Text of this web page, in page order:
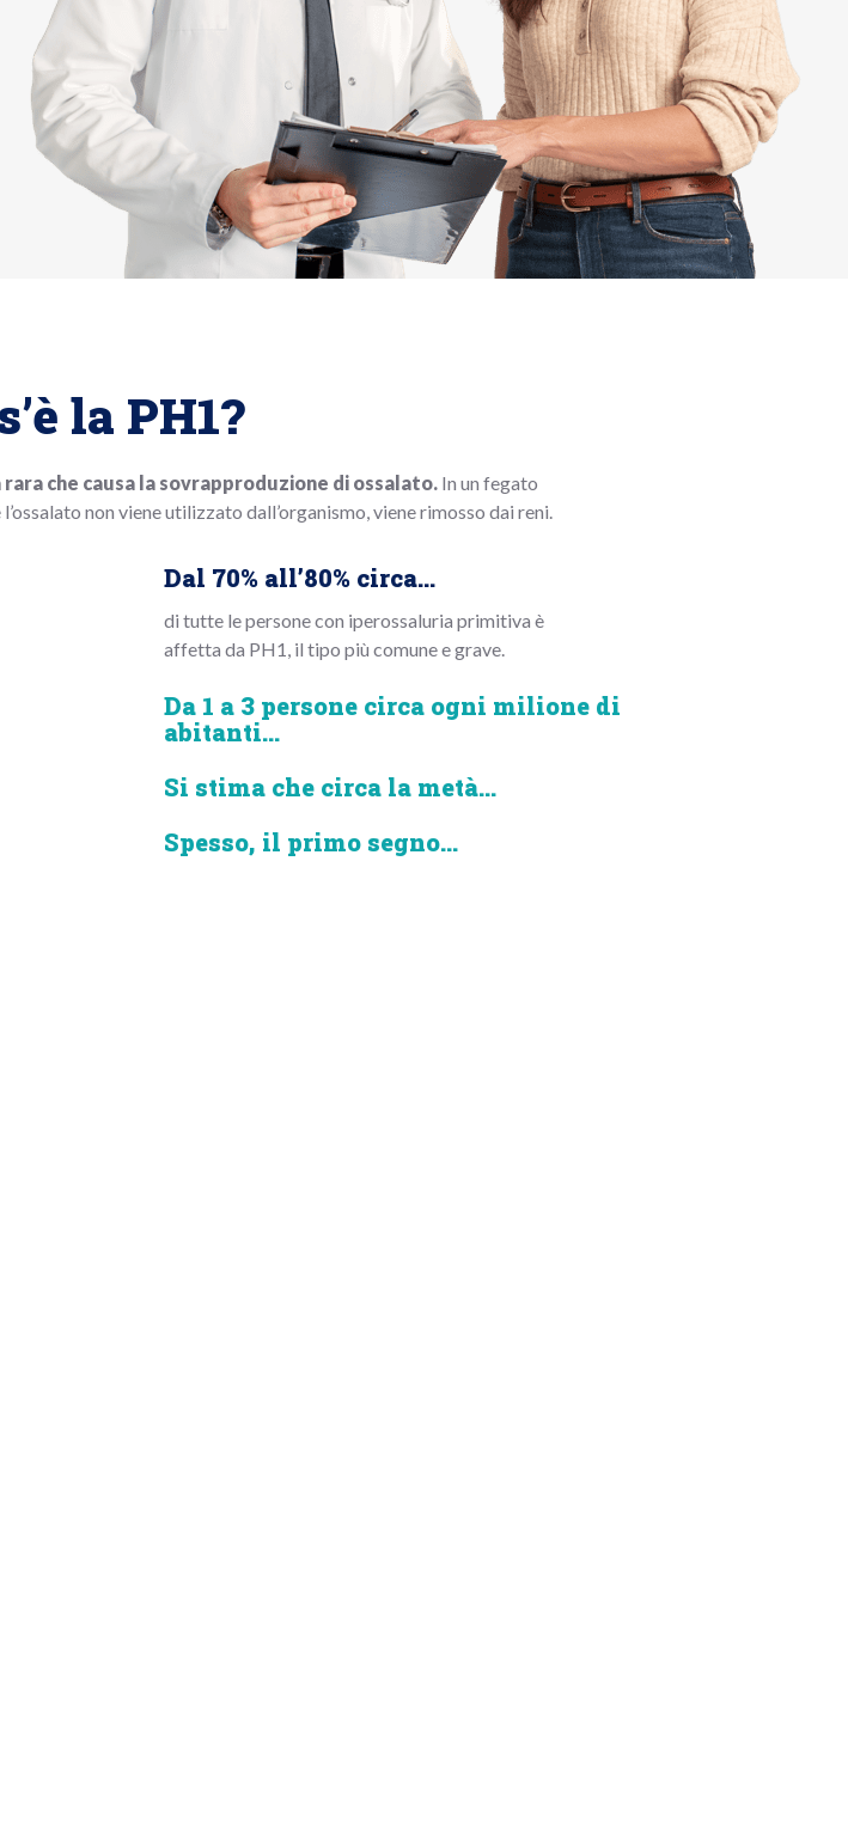
la PH1?
che causa la sovrapproduzione di ossalato. In un fegato
non viene utilizzato dall’organismo, viene rimosso dai reni.
Dal 70% all’80% circa...
di tutte le persone con iperossaluria primitiva è
affetta da PH1, il tipo più comune e grave.
Da 1 a 3 persone circa ogni milione di
abitanti...
Si stima che circa la metà...
Spesso, il primo segno...
IL SONDAGGIO